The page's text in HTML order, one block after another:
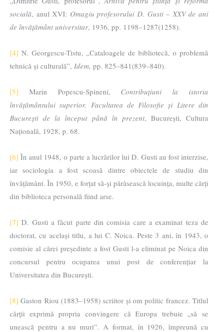
socială, anul XVI: Omagiu profesorului D. Gusti – XXV de ani
de învățământ universitar, 1936, pp. 1198–1287(1258).
[4] N. Georgescu-Tistu, „Cataloagele de bibliotecă, o problemă
tehnică și culturală”, Idem, pp. 825–841(839–840).
[5] Marin Popescu-Spineni, Contribuțiuni la istoria
învățământului superior. Facultatea de Filosofie și Litere din
București de la început până în prezent, București, Cultura
Națională, 1928, p. 68.
[6] În anul 1948, o parte a lucrărilor lui D. Gusti au fost interzise,
iar sociologia a fost scoasă dintre obiectele de studiu din
învățământ. În 1950, e forțat să-și părăsească locuința, multe cărți
din biblioteca personală fiind arse.
[7] D. Gusti a făcut parte din comisia care a examinat teza de
doctorat, cu același titlu, a lui C. Noica. Peste 3 ani, în 1943, o
comisie al cărei președinte a fost Gusti l-a eliminat pe Noica din
concursul pentru ocuparea unui post de conferențiar la
Universitatea din București.
[8] Gaston Riou (1883–1958) scriitor și om politic francez. Titlul
cărții exprimă propria convingere că Europa trebuie „să se
unească pentru a nu muri”. A format, în 1926, împreună cu